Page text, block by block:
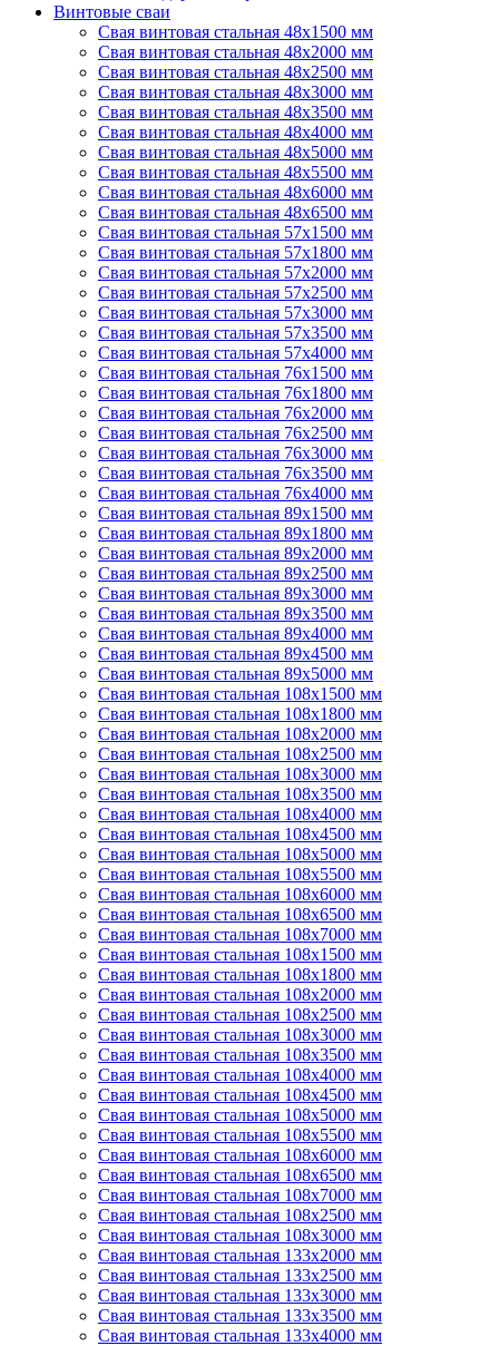
Винтовые сваи
Свая винтовая стальная 48х1500 мм
Свая винтовая стальная 48х2000 мм
Свая винтовая стальная 48х2500 мм
Свая винтовая стальная 48х3000 мм
Свая винтовая стальная 48х3500 мм
Свая винтовая стальная 48х4000 мм
Свая винтовая стальная 48х5000 мм
Свая винтовая стальная 48х5500 мм
Свая винтовая стальная 48х6000 мм
Свая винтовая стальная 48х6500 мм
Свая винтовая стальная 57х1500 мм
Свая винтовая стальная 57х1800 мм
Свая винтовая стальная 57х2000 мм
Свая винтовая стальная 57х2500 мм
Свая винтовая стальная 57х3000 мм
Свая винтовая стальная 57х3500 мм
Свая винтовая стальная 57х4000 мм
Свая винтовая стальная 76х1500 мм
Свая винтовая стальная 76х1800 мм
Свая винтовая стальная 76х2000 мм
Свая винтовая стальная 76х2500 мм
Свая винтовая стальная 76х3000 мм
Свая винтовая стальная 76х3500 мм
Свая винтовая стальная 76х4000 мм
Свая винтовая стальная 89х1500 мм
Свая винтовая стальная 89х1800 мм
Свая винтовая стальная 89х2000 мм
Свая винтовая стальная 89х2500 мм
Свая винтовая стальная 89х3000 мм
Свая винтовая стальная 89х3500 мм
Свая винтовая стальная 89х4000 мм
Свая винтовая стальная 89х4500 мм
Свая винтовая стальная 89х5000 мм
Свая винтовая стальная 108х1500 мм
Свая винтовая стальная 108х1800 мм
Свая винтовая стальная 108х2000 мм
Свая винтовая стальная 108х2500 мм
Свая винтовая стальная 108х3000 мм
Свая винтовая стальная 108х3500 мм
Свая винтовая стальная 108х4000 мм
Свая винтовая стальная 108х4500 мм
Свая винтовая стальная 108х5000 мм
Свая винтовая стальная 108х5500 мм
Свая винтовая стальная 108х6000 мм
Свая винтовая стальная 108х6500 мм
Свая винтовая стальная 108х7000 мм
Свая винтовая стальная 108х1500 мм
Свая винтовая стальная 108х1800 мм
Свая винтовая стальная 108х2000 мм
Свая винтовая стальная 108х2500 мм
Свая винтовая стальная 108х3000 мм
Свая винтовая стальная 108х3500 мм
Свая винтовая стальная 108х4000 мм
Свая винтовая стальная 108х4500 мм
Свая винтовая стальная 108х5000 мм
Свая винтовая стальная 108х5500 мм
Свая винтовая стальная 108х6000 мм
Свая винтовая стальная 108х6500 мм
Свая винтовая стальная 108х7000 мм
Свая винтовая стальная 108х2500 мм
Свая винтовая стальная 108х3000 мм
Свая винтовая стальная 133х2000 мм
Свая винтовая стальная 133х2500 мм
Свая винтовая стальная 133х3000 мм
Свая винтовая стальная 133х3500 мм
Свая винтовая стальная 133х4000 мм